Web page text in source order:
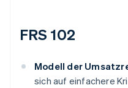
FRS 102
Modell der
sich auf einfachere